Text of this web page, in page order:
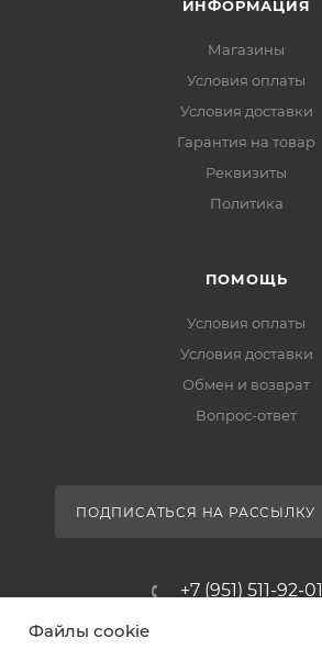
ИНФОРМАЦИЯ
Магазины
Условия оплаты
Условия доставки
Гарантия на товар
Реквизиты
Политика
ПОМОЩЬ
Условия оплаты
Условия доставки
Обмен и возврат
Вопрос-ответ
ПОДПИСАТЬСЯ НА РАССЫЛКУ
+7 (951) 511-92-01
Файлы cookie